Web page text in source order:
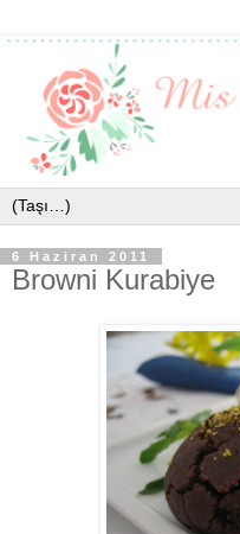
6 Haziran 2011
Browni Kurabiye